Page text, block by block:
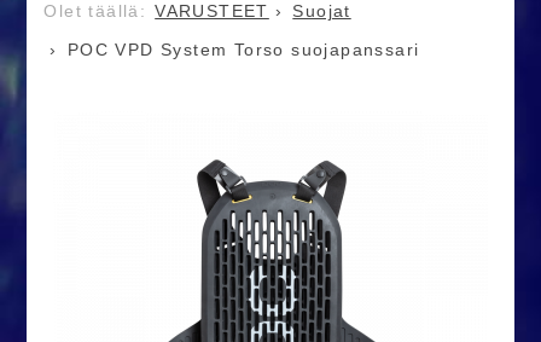
VARUSTEET
Suojat
POC VPD System Torso suojapanssari